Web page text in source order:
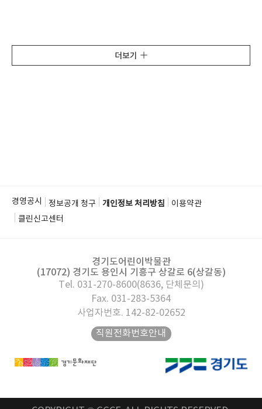
더보기
경영공시 정보공개 청구 개인정보 처리방침
이용약관
클린신고센터
경기도어린이박물관
(17072) 경기도 용인시 기흥구 상갈로 6(상갈동)
Tel. 031-270-8600(8636, 단체문의)
Fax. 031-283-5364
사업자번호. 142-82-02652
직원전화번호안내